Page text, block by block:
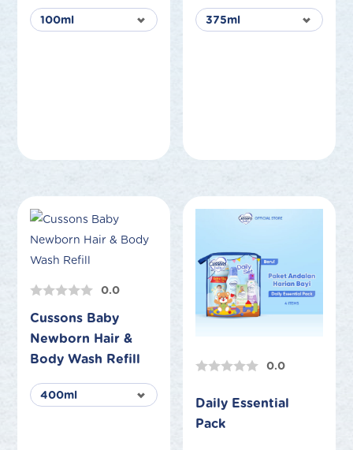
0.0
Cussons Baby
Newborn Hair &
Body Wash Refill
0.0
Daily Essential
Pack